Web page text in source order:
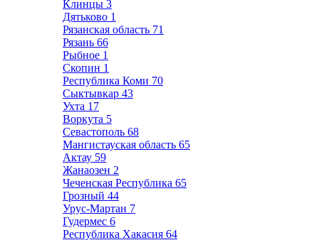
Клинцы 3
Дятьково 1
Рязанская область 71
Рязань 66
Рыбное 1
Скопин 1
Республика Коми 70
Сыктывкар 43
Ухта 17
Воркута 5
Севастополь 68
Мангистауская область 65
Актау 59
Жанаозен 2
Чеченская Республика 65
Грозный 44
Урус-Мартан 7
Гудермес 6
Республика Хакасия 64